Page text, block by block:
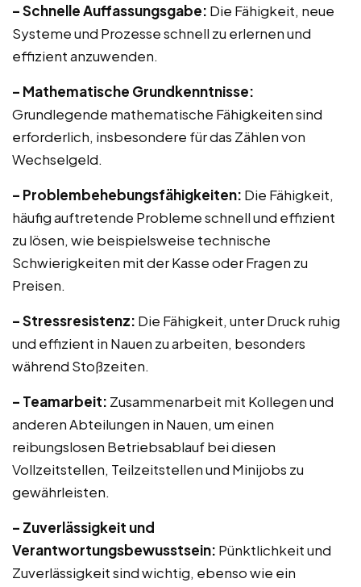
– Schnelle Auffassungsgabe: Die Fähigkeit, neue
Systeme und Prozesse schnell zu erlernen und
effizient anzuwenden.
– Mathematische Grundkenntnisse:
Grundlegende mathematische Fähigkeiten sind
erforderlich, insbesondere für das Zählen von
Wechselgeld.
– Problembehebungsfähigkeiten: Die Fähigkeit,
häufig auftretende Probleme schnell und effizient
zu lösen, wie beispielsweise technische
Schwierigkeiten mit der Kasse oder Fragen zu
Preisen.
– Stressresistenz: Die Fähigkeit, unter Druck ruhig
und effizient in Nauen zu arbeiten, besonders
während Stoßzeiten.
– Teamarbeit: Zusammenarbeit mit Kollegen und
anderen Abteilungen in Nauen, um einen
reibungslosen Betriebsablauf bei diesen
Vollzeitstellen, Teilzeitstellen und Minijobs zu
gewährleisten.
– Zuverlässigkeit und
Verantwortungsbewusstsein: Pünktlichkeit und
Zuverlässigkeit sind wichtig, ebenso wie ein